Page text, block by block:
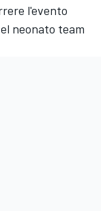
l'evento
neonato team